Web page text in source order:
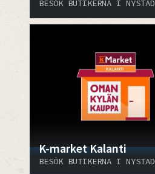
BESÖK BUTIKERNA I NYSTAD
K-market Kalanti
BESÖK BUTIKERNA I NYSTAD